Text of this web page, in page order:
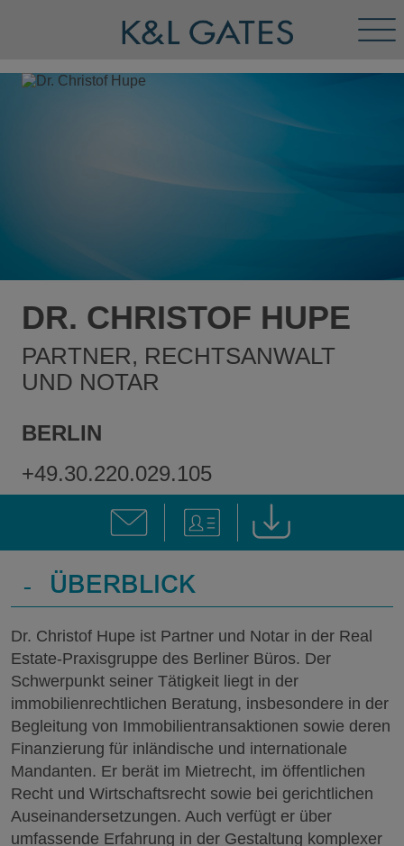
DR. CHRISTOF HUPE
PARTNER, RECHTSANWALT
UND NOTAR
BERLIN
+49.30.220.029.105
- ÜBERBLICK
Dr. Christof Hupe ist Partner und Notar in der Real
Estate-Praxisgruppe des Berliner Büros. Der
Schwerpunkt seiner Tätigkeit liegt in der
immobilienrechtlichen Beratung, insbesondere in der
Begleitung von Immobilientransaktionen sowie deren
Finanzierung für inländische und internationale
Mandanten. Er berät im Mietrecht, im öffentlichen
Recht und Wirtschaftsrecht sowie bei gerichtlichen
Auseinandersetzungen. Auch verfügt er über
umfassende Erfahrung in der Gestaltung komplexer